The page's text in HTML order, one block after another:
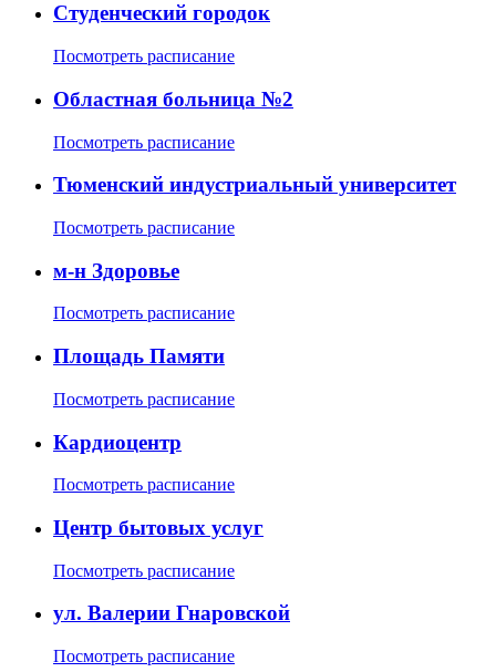
Студенческий городок
Посмотреть расписание
Областная больница №2
Посмотреть расписание
Тюменский индустриальный университет
Посмотреть расписание
м-н Здоровье
Посмотреть расписание
Площадь Памяти
Посмотреть расписание
Кардиоцентр
Посмотреть расписание
Центр бытовых услуг
Посмотреть расписание
ул. Валерии Гнаровской
Посмотреть расписание